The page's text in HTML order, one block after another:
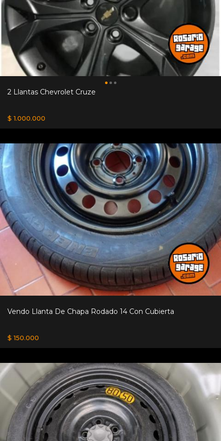
2 Llantas Chevrolet Cruze
$ 1.000.000
Vendo Llanta De Chapa Rodado 14 Con Cubierta
$ 150.000